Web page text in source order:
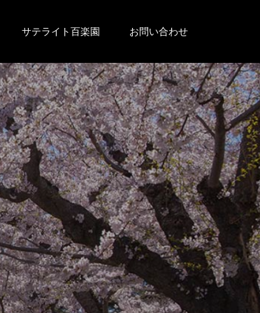
サテライト百楽園 お問い合わせ